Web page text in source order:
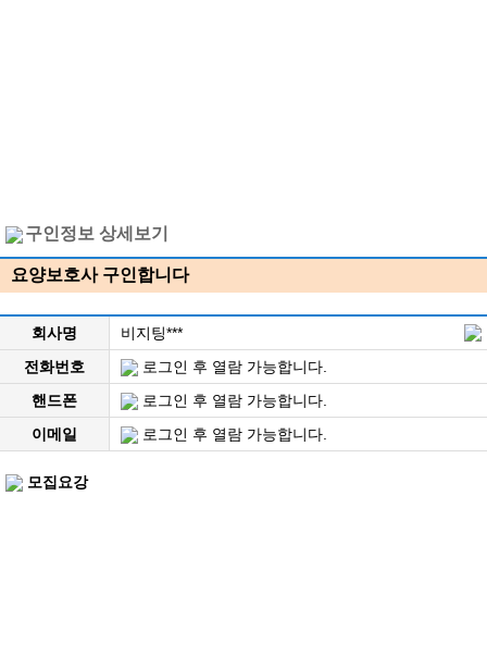
구인정보 상세보기
요양보호사 구인합니다
회사명
비지팅***
전화번호
로그인 후 열람 가능합니다.
핸드폰
로그인 후 열람 가능합니다.
이메일
로그인 후 열람 가능합니다.
모집요강